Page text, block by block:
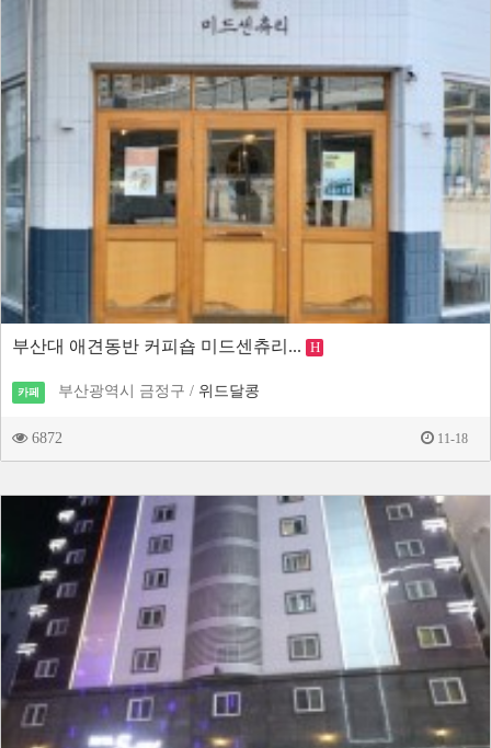
부산대 애견동반 커피숍 미드센츄리... H
카페 부산광역시 금정구 / 위드달콩
6872 11-18